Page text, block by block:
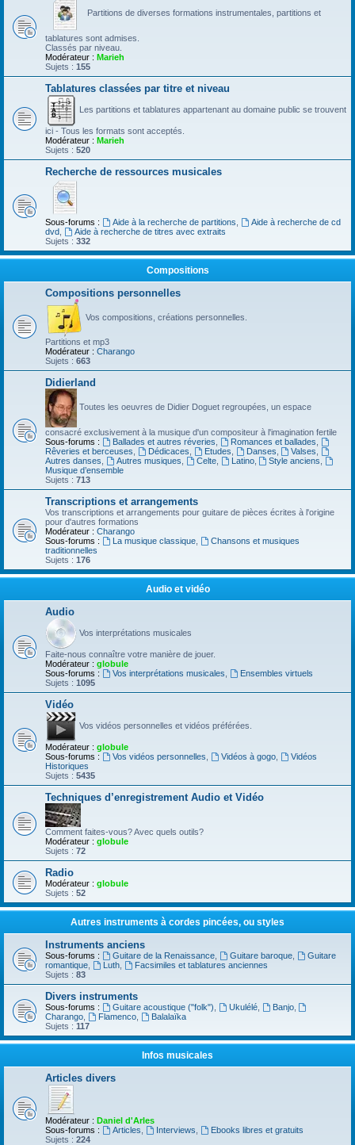
Partitions de diverses formations instrumentales, partitions et
tablatures sont admises.
Classés par niveau.
Modérateur : Marieh
Sujets : 155
Tablatures classées par titre et niveau
Les partitions et tablatures appartenant au domaine public se trouvent
ici - Tous les formats sont acceptés.
Modérateur : Marieh
Sujets : 520
Recherche de ressources musicales
Sous-forums : Aide à la recherche de partitions
Aide à recherche de cd
dvd
Aide à recherche de titres avec extraits
Sujets : 332
Compositions
Compositions personnelles
Vos compositions, créations personnelles.
Partitions et mp3
Modérateur : Charango
Sujets : 663
Didierland
Toutes les oeuvres de Didier Doguet regroupées, un espace
consacré exclusivement à la musique d'un compositeur à l'imagination fertile
Sous-forums :
Ballades et autres réveries Romances et ballades
Rêveries et berceuses
Dédicaces Etudes Danses Valses
Autres danses
Autres musiques Celte, Latino, Style anciens
Musique d’ensemble
Sujets : 713
Transcriptions et arrangements
Vos transcriptions et arrangements pour guitare de pièces écrites à l'origine
pour d'autres formations
Modérateur : Charango
Sous-forums :
La musique classique,
Chansons et musiques
traditionnelles
Sujets : 176
Audio et vidéo
Audio
Vos interprétations musicales
Faite-nous connaître votre manière de jouer.
Modérateur : globule
Sous-forums :
Vos interprétations musicales
Ensembles virtuels
Sujets : 1095
Vidéo
Vos vidéos personnelles et vidéos préférées.
Modérateur : globule
Sous-forums :
Vos vidéos personnelles Vidéos à gogo,
Vidéos
Historiques
Sujets : 5435
Techniques d’enregistrement Audio et Vidéo
Comment faites-vous? Avec quels outils?
Modérateur : globule
Sujets : 72
Radio
Modérateur : globule
Sujets : 52
Autres instruments à cordes pincées, ou styles
Instruments anciens
Sous-forums : Guitare de la Renaissance, Guitare baroque,
Guitare
romantique
Luth,
Facsimiles et tablatures anciennes
Sujets : 83
Divers instruments
Sous-forums : Guitare acoustique ("folk") Ukulélé, Banjo,
Charango
Flamenco,
Balalaïka
Sujets : 117
Infos musicales
Articles divers
Modérateur : Daniel d'Arles
Sous-forums :
Articles Interviews
Ebooks libres et gratuits
Sujets : 224